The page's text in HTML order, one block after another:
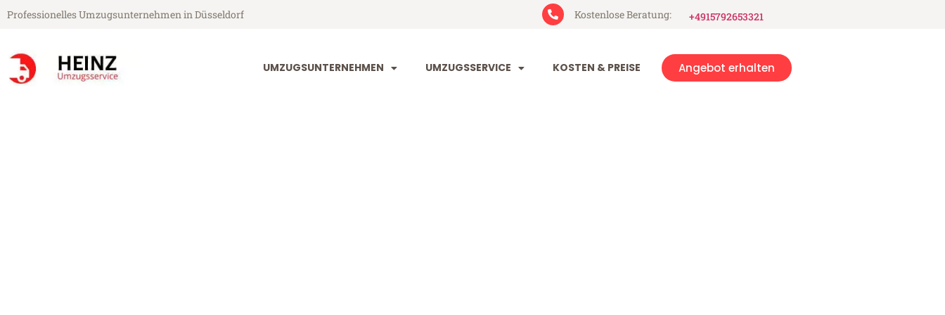
Professionelles Umzugsunternehmen in Düsseldorf Kostenlose Beratung: +4915792653321
UMZUGSUNTERNEHMEN UMZUGSSERVICE KOSTEN & PREISE Angebot erhalten